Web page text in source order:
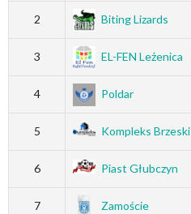
2 Biting Lizards
3 EL-FEN Leżenica
4 Poldar
5 Kompleks Brzeski
6 Piast Głubczyn
7 Zamoście